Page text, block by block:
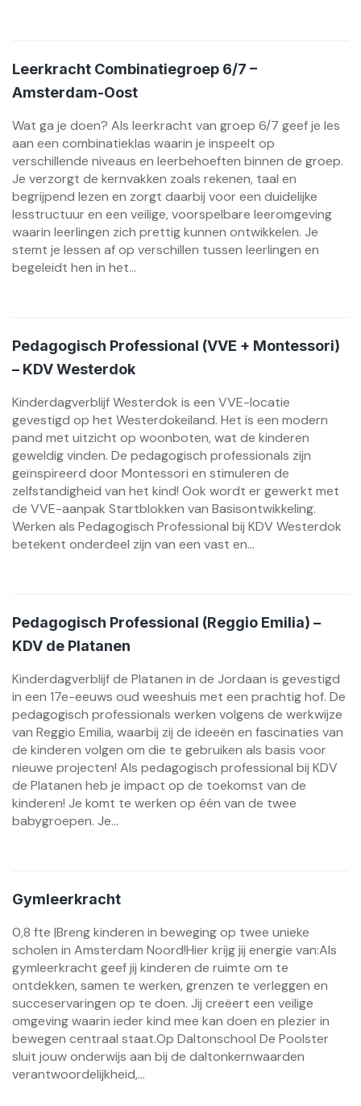
Leerkracht Combinatiegroep 6/7 –
Amsterdam-Oost
Wat ga je doen? Als leerkracht van groep 6/7 geef je les
aan een combinatieklas waarin je inspeelt op
verschillende niveaus en leerbehoeften binnen de groep.
Je verzorgt de kernvakken zoals rekenen, taal en
begrijpend lezen en zorgt daarbij voor een duidelijke
lesstructuur en een veilige, voorspelbare leeromgeving
waarin leerlingen zich prettig kunnen ontwikkelen. Je
stemt je lessen af op verschillen tussen leerlingen en
begeleidt hen in het...
Pedagogisch Professional (VVE + Montessori)
– KDV Westerdok
Kinderdagverblijf Westerdok is een VVE-locatie
gevestigd op het Westerdokeiland. Het is een modern
pand met uitzicht op woonboten, wat de kinderen
geweldig vinden. De pedagogisch professionals zijn
geïnspireerd door Montessori en stimuleren de
zelfstandigheid van het kind! Ook wordt er gewerkt met
de VVE-aanpak Startblokken van Basisontwikkeling.
Werken als Pedagogisch Professional bij KDV Westerdok
betekent onderdeel zijn van een vast en...
Pedagogisch Professional (Reggio Emilia) –
KDV de Platanen
Kinderdagverblijf de Platanen in de Jordaan is gevestigd
in een 17e-eeuws oud weeshuis met een prachtig hof. De
pedagogisch professionals werken volgens de werkwijze
van Reggio Emilia, waarbij zij de ideeën en fascinaties van
de kinderen volgen om die te gebruiken als basis voor
nieuwe projecten! Als pedagogisch professional bij KDV
de Platanen heb je impact op de toekomst van de
kinderen! Je komt te werken op één van de twee
babygroepen. Je...
Gymleerkracht
0,8 fte |Breng kinderen in beweging op twee unieke
scholen in Amsterdam Noord!Hier krijg jij energie van:Als
gymleerkracht geef jij kinderen de ruimte om te
ontdekken, samen te werken, grenzen te verleggen en
succeservaringen op te doen. Jij creëert een veilige
omgeving waarin ieder kind mee kan doen en plezier in
bewegen centraal staat.Op Daltonschool De Poolster
sluit jouw onderwijs aan bij de daltonkernwaarden
verantwoordelijkheid,...